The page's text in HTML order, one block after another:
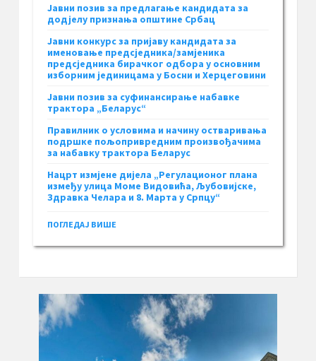
Јавни позив за предлагање кандидата за
додјелу признања општине Србац
Јавни конкурс за пријаву кандидата за
именовање предсједника/замјеника
предсједника бирачког одбора у основним
изборним јединицама у Босни и Херцеговини
Јавни позив за суфинансирање набавке
трактора „Беларус“
Правилник о условима и начину остваривања
подршке пољопривредним произвођачима
за набавку трактора Беларус
Нацрт измјене дијела „Регулационог плана
између улица Моме Видовића, Љубовијске,
Здравка Челара и 8. Марта у Српцу“
ПОГЛЕДАЈ ВИШЕ